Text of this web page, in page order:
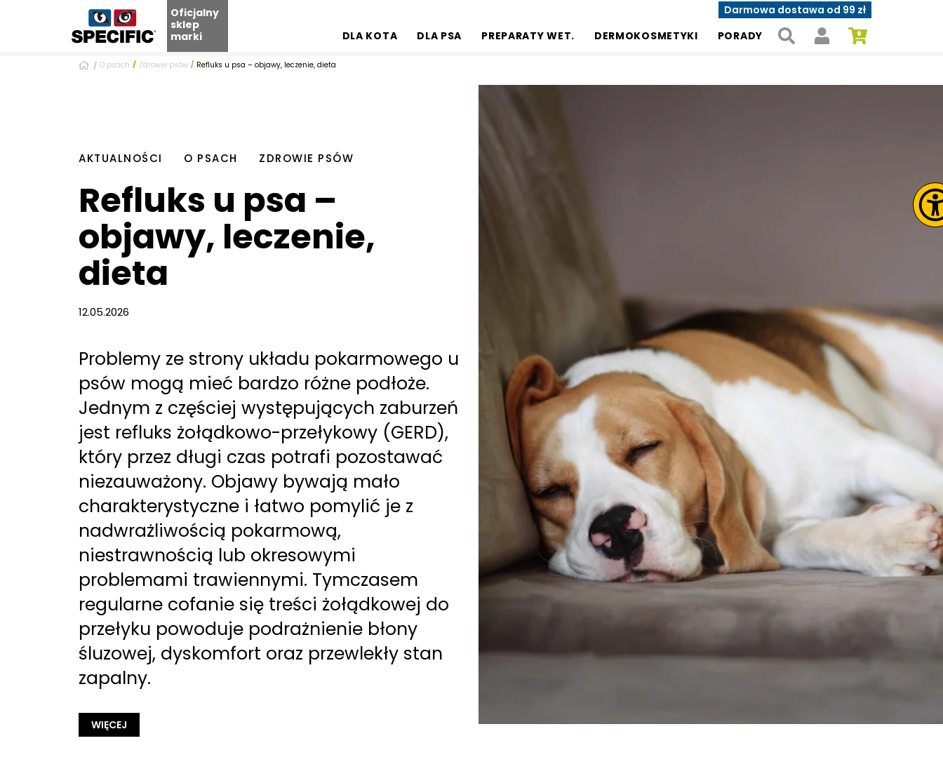
Oficjalny
sklep
marki
Darmowa dostawa od 99 zł
DLA KOTA
DLA PSA PREPARATY WET. DERMOKOSMETYKI PORADY
O psach Zdrowie psów Refluks u psa – objawy, leczenie, dieta
AKTUALNOŚCI O PSACH ZDROWIE PSÓW
Refluks u psa –
objawy, leczenie,
dieta
12.05.2026
Problemy ze strony układu pokarmowego u
psów mogą mieć bardzo różne podłoże.
Jednym z częściej występujących zaburzeń
jest refluks żołądkowo-przełykowy (GERD),
który przez długi czas potrafi pozostawać
niezauważony. Objawy bywają mało
charakterystyczne i łatwo pomylić je z
nadwrażliwością pokarmową,
niestrawnością lub okresowymi
problemami trawiennymi. Tymczasem
regularne cofanie się treści żołądkowej do
przełyku powoduje podrażnienie błony
śluzowej, dyskomfort oraz przewlekły stan
zapalny.
WIĘCEJ